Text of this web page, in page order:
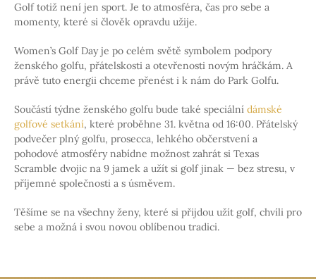
Golf totiž není jen sport. Je to atmosféra, čas pro sebe a
momenty, které si člověk opravdu užije.
Women’s Golf Day je po celém světě symbolem podpory
ženského golfu, přátelskosti a otevřenosti novým hráčkám. A
právě tuto energii chceme přenést i k nám do Park Golfu.
Součástí týdne ženského golfu bude také speciální dámské
golfové setkání, které proběhne 31. května od 16:00. Přátelský
podvečer plný golfu, prosecca, lehkého občerstvení a
pohodové atmosféry nabídne možnost zahrát si Texas
Scramble dvojic na 9 jamek a užít si golf jinak — bez stresu, v
příjemné společnosti a s úsměvem.
Těšíme se na všechny ženy, které si přijdou užít golf, chvíli pro
sebe a možná i svou novou oblíbenou tradici.